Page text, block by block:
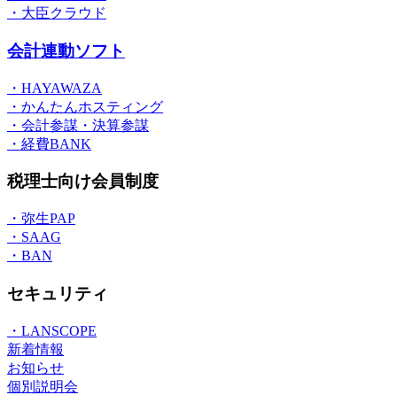
・大臣クラウド
会計連動ソフト
・HAYAWAZA
・かんたんホスティング
・会計参謀・決算参謀
・経費BANK
税理士向け会員制度
・弥生PAP
・SAAG
・BAN
セキュリティ
・LANSCOPE
新着情報
お知らせ
個別説明会